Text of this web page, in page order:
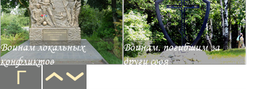
Воинам локальных
конфликтов
Воинам, погибшим за
други своя
Г